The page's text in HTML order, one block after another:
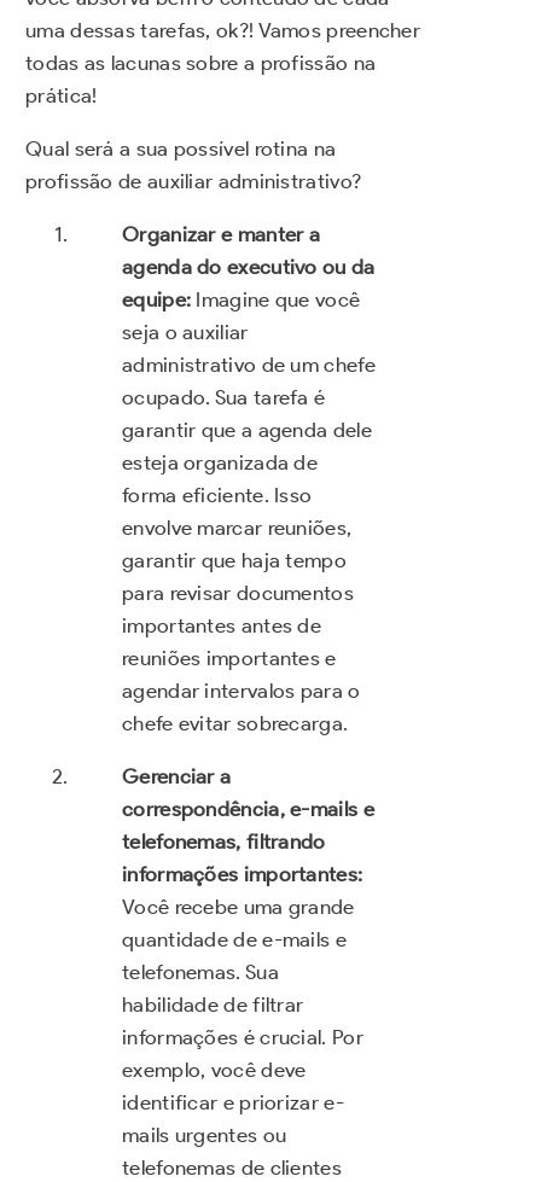
uma dessas tarefas, ok?! Vamos preencher
todas as lacunas sobre a profissão na
prática!
Qual será a sua possível rotina na
profissão de auxiliar administrativo?
Organizar e manter a
agenda do executivo ou da
equipe: Imagine que você
seja o auxiliar
administrativo de um chefe
ocupado. Sua tarefa é
garantir que a agenda dele
esteja organizada de
forma eficiente. Isso
envolve marcar reuniões,
garantir que haja tempo
para revisar documentos
importantes antes de
reuniões importantes e
agendar intervalos para o
chefe evitar sobrecarga.
Gerenciar a
correspondência, e-mails e
telefonemas, filtrando
informações importantes:
Você recebe uma grande
quantidade de e-mails e
telefonemas. Sua
habilidade de filtrar
informações é crucial. Por
exemplo, você deve
identificar e priorizar e-
mails urgentes ou
telefonemas de clientes